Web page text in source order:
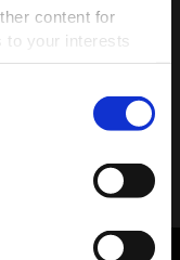
content for
to your interests
cookies of your
or adjust
unsere